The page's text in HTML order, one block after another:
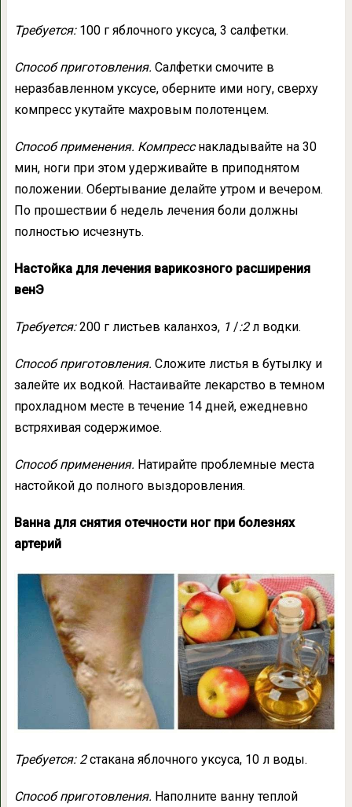
Требуется:100 г яблочного уксуса, 3 салфетки.
Способ приготовления. Салфетки смочите в
неразбавленном уксусе, оберните ими ногу, сверху
компресс укутайте махровым полотенцем.
Способ применения. Компресснакладывайте на 30
мин, ноги при этом удерживайте в приподнятом
положении. Обертывание делайте утром и вечером.
По прошествии б недель лечения боли должны
полностью исчезнуть.
Настойка для лечения варикозного расширения
венЭ
Требуется:200 г листьев каланхоэ, 1/:2л водки.
Способ приготовления. Сложите листья в бутылку и
залейте их водкой. Настаивайте лекарство в темном
прохладном месте в течение 14 дней, ежедневно
встряхивая содержимое.
Способ применения. Натирайте проблемные места
настойкой до полного выздоровления.
Ванна для снятия отечности ног при болезнях
артерий
Требуется: 2стакана яблочного уксуса, 10 л воды.
Способ приготовления. Наполните ванну теплой